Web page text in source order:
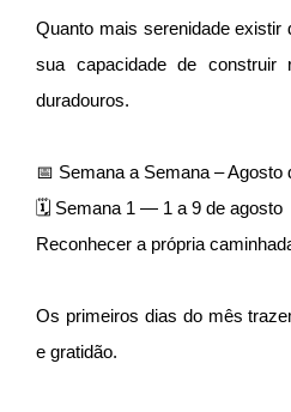
Quanto mais serenidade existir
sua capacidade de construir
duradouros.
📅 Semana a Semana – Agosto
🗓 Semana 1 — 1 a 9 de agosto
Reconhecer a própria
Os primeiros dias do mês
e gratidão.